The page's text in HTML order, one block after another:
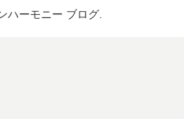
ハーモニー ブログ.